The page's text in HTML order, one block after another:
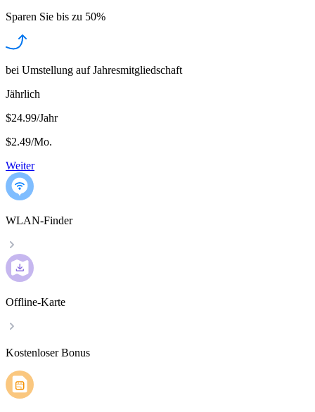
Sparen Sie bis zu 50%
bei Umstellung auf Jahresmitgliedschaft
Jährlich
$24.99/Jahr
$2.49/Mo.
Weiter
WLAN-Finder
Offline-Karte
Kostenloser Bonus